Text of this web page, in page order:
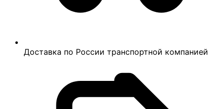
Доставка по России транспортной компанией